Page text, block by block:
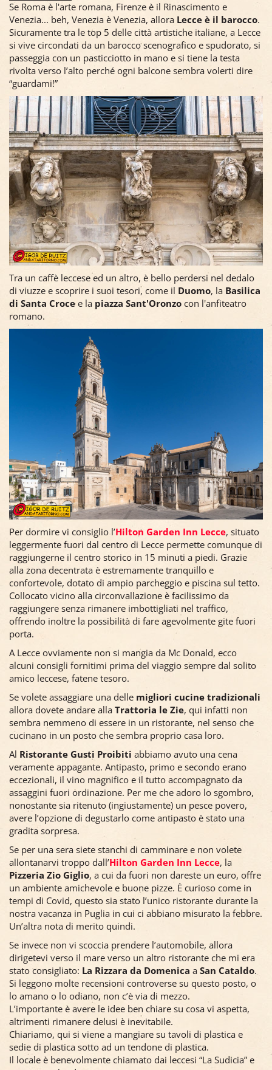
Se Roma è l'arte romana, Firenze è il Rinascimento e
Venezia... beh, Venezia è Venezia, allora Lecce è il barocco.
Sicuramente tra le top 5 delle città artistiche italiane, a Lecce
si vive circondati da un barocco scenografico e spudorato, si
passeggia con un pasticciotto in mano e si tiene la testa
rivolta verso l’alto perché ogni balcone sembra volerti dire
“guardami!”
Tra un caffè leccese ed un altro, è bello perdersi nel dedalo
di viuzze e scoprire i suoi tesori, come il Duomo, la Basilica
di Santa Crocee la piazza Sant'Oronzo con l'anfiteatro
romano.
Per dormire vi consiglio l’Hilton Garden Inn Lecce, situato
leggermente fuori dal centro di Lecce permette comunque di
raggiungerne il centro storico in 15 minuti a piedi. Grazie
alla zona decentrata è estremamente tranquillo e
confortevole, dotato di ampio parcheggio e piscina sul tetto.
Collocato vicino alla circonvallazione è facilissimo da
raggiungere senza rimanere imbottigliati nel traffico,
offrendo inoltre la possibilità di fare agevolmente gite fuori
porta.
A Lecce ovviamente non si mangia da Mc Donald, ecco
alcuni consigli fornitimi prima del viaggio sempre dal solito
amico leccese, fatene tesoro.
Se volete assaggiare una delle migliori cucine tradizionali
allora dovete andare alla Trattoria le Zie, qui infatti non
sembra nemmeno di essere in un ristorante, nel senso che
cucinano in un posto che sembra proprio casa loro.
Al Ristorante Gusti Proibiti abbiamo avuto una cena
veramente appagante. Antipasto, primo e secondo erano
eccezionali, il vino magnifico e il tutto accompagnato da
assaggini fuori ordinazione. Per me che adoro lo sgombro,
nonostante sia ritenuto (ingiustamente) un pesce povero,
avere l’opzione di degustarlo come antipasto è stato una
gradita sorpresa.
Se per una sera siete stanchi di camminare e non volete
allontanarvi troppo dall’Hilton Garden Inn Lecce, la
Pizzeria Zio Giglio, a cui da fuori non dareste un euro, offre
un ambiente amichevole e buone pizze. È curioso come in
tempi di Covid, questo sia stato l’unico ristorante durante la
nostra vacanza in Puglia in cui ci abbiano misurato la febbre.
Un’altra nota di merito quindi.
Se invece non vi scoccia prendere l’automobile, allora
dirigetevi verso il mare verso un altro ristorante che mi era
stato consigliato: La Rizzara da Domenica a San Cataldo.
Si leggono molte recensioni controverse su questo posto, o
lo amano o lo odiano, non c’è via di mezzo.
L’importante è avere le idee ben chiare su cosa vi aspetta,
altrimenti rimanere delusi è inevitabile.
Chiariamo, qui si viene a mangiare su tavoli di plastica e
sedie di plastica sotto ad un tendone di plastica.
Il locale è benevolmente chiamato dai leccesi “La Sudicia” e